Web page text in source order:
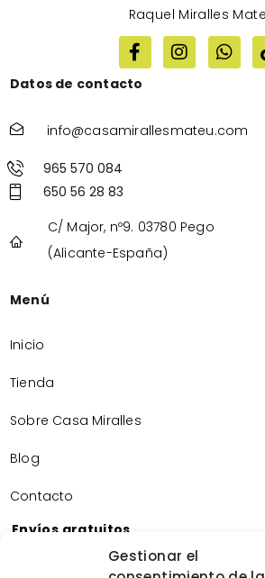
Gestionar el
Raquel Miralles
Datos de contacto
info@casamirallesmateu.com
965 570 084
650 56 28 83
C/ Major, nº9. 03780 Pego
(Alicante-España)
Menú
Inicio
Tienda
Sobre Casa Miralles
Blog
Contacto
Envíos gratuitos
Envíos gratuitos por la compra de